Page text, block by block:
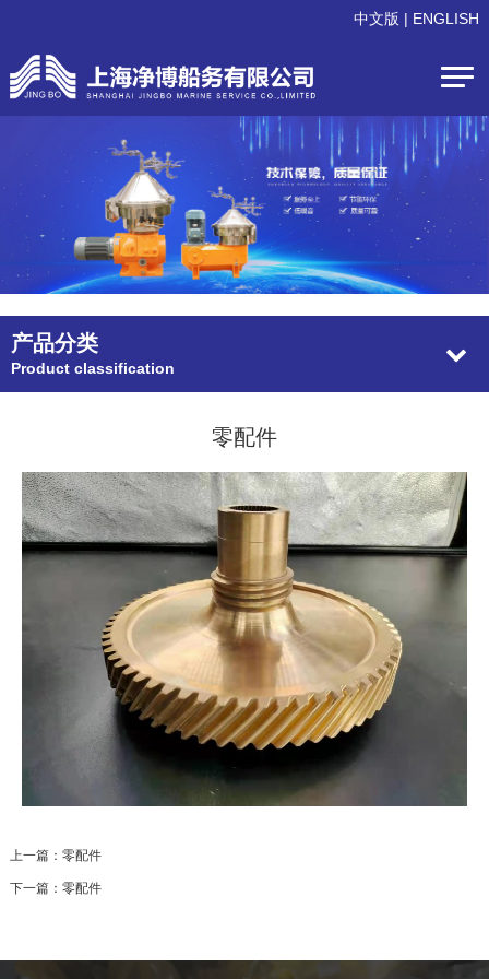
中文版 | ENGLISH
产品分类
Product classification
零配件
上一篇： 零配件
下一篇： 零配件